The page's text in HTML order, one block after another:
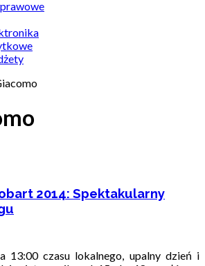
2014: Spektakularny
13:00 czasu lokalnego, upalny dzień i